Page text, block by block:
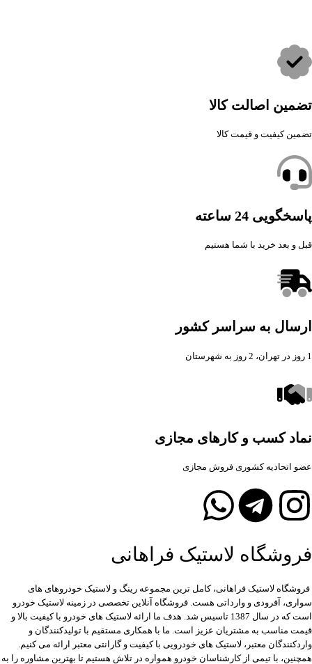
تضمین اصالت کالا
تضمین کیفیت و قیمت کالا
پاسخگویی 24 ساعته
قبل و بعد خرید با شما هستیم
ارسال به سراسر کشور
1 روز در تهران، 2 روز به شهرستان
نماد کسب و کارهای مجازی
عضو اتحادیه کشوری فروش مجازی
فروشگاه لاستیک فراهانی
فروشگاه لاستیک فراهانی، کامل ترین مجموعه رینگ و لاستیک خودروهای های
سواری، آفرودی و وارداتی هست. فروشگاه آنلاین تخصصی در زمینه لاستیک خودرو
است که در سال 1387 تاسیس شد. هدف ما ارائه لاستیک های خودرو با کیفیت بالا و
قیمت مناسب به مشتریان عزیز است. ما با همکاری مستقیم با تولیدکنندگان و
واردکنندگان معتبر، لاستیک های خودرویی با کیفیت و گارانتی معتبر ارائه می کنیم.
همچنین، با تیمی از کارشناسان خودرو همواره در تلاش هستیم تا بهترین مشاوره را به